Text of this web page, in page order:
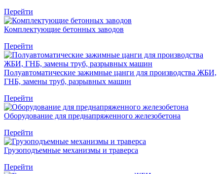
Перейти
Комплектующие бетонных заводов
Перейти
Полуавтоматические зажимные цанги для производства ЖБИ,
ГНБ, замены труб, разрывных машин
Перейти
Оборудование для преднапряженного железобетона
Перейти
Грузоподъемные механизмы и траверса
Перейти